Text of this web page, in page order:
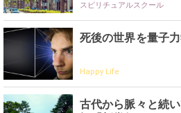
スピリチュアルスクール
死後の世界を量子
Happy Life
古代から脈々と続